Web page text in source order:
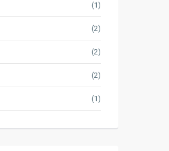
(1)
(2)
(2)
(2)
(1)